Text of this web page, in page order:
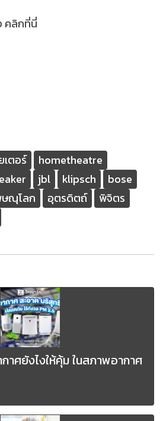
คลิกที่นี่
เตอร์
hometheatre
jbl klipsch
bose
ณุโลก อุตรดิตถ์
พิจิตร
าศยังไงให้คุ้ม ในสภาพอากาศ